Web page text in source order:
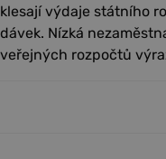
klesají výdaje státního
dávek. Nízká
veřejných rozpočtů